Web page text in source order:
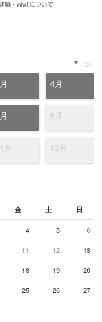
築・設計について
▼ ≫
4月
8月
月 12月
金 土 日
4 5 6
11 12 13
18 19 20
25 26 27